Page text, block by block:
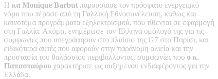
Η κα Monique Barbut παρουσίασε τον πρόσφατο ενεργειακό
νόμο που πέρασε από τη Γαλλική Εθνοσυνέλευση, καθώς και
καινοτόμα προγράμματα εξηλεκτρισμού, που τίθενται σε εφαρμογή
στη Γαλλία. Ακόμα, ενημέρωσε τον Έλληνα ομόλογό της για τις
συμφωνίες που υπεγράφησαν στο πλαίσιο της G7 στο Παρίσι, και
ειδικότερα αυτές που αφορούν στην παράνομη αλιεία και την
προστασία του θαλάσσιου περιβάλλοντος, συμφωνίες που ο κ.
Παπασταύρου χαρακτήρισε ως αυξημένου ενδιαφέροντος για την
Ελλάδα.